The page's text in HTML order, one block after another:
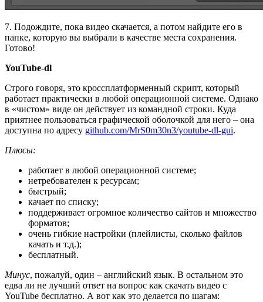
7. Подождите, пока видео скачается, а потом найдите его в
папке, которую вы выбрали в качестве места сохранения.
Готово!
YouTube-dl
Строго говоря, это кроссплатформенный скрипт, который
работает практически в любой операционной системе. Однако
в «чистом» виде он действует из командной строки. Куда
приятнее пользоваться графической оболочкой для него – она
доступна по адресу github.com/MrS0m30n3/youtube-dl-gui.
Плюсы:
работает в любой операционной системе;
нетребователен к ресурсам;
быстрый;
качает по списку;
поддерживает огромное количество сайтов и множество
форматов;
очень гибкие настройки (плейлисты, сколько файлов
качать и т.д.);
бесплатный.
Минус, пожалуй, один – английский язык. В остальном это
едва ли не лучший ответ на вопрос как скачать видео с
YouTube бесплатно. А вот как это делается по шагам: